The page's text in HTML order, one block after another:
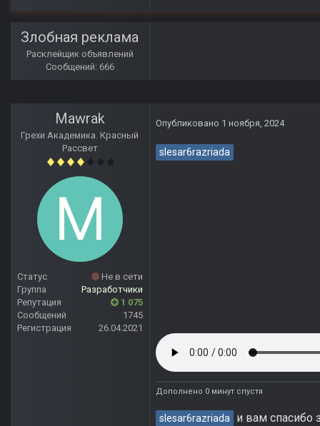
Злобная реклама
Расклейщик объявлений
Сообщений: 666
Mawrak
Грехи Академика. Красный
Рассвет
Статус
Не в сети
Группа
Разработчики
Репутация
1 075
Сообщений
1745
Регистрация
26.04.2021
Опубликовано 1 ноября, 2024
slesar6razriada
Дополнено 0 минут спустя
slesar6razriada и вам спасибо